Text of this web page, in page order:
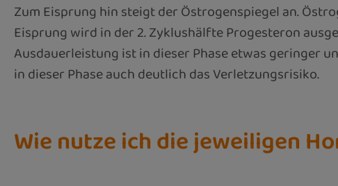
Zum Eisprung hin steigt der Östrogenspiegel an.
Eisprung wird in der 2. Zyklushälfte Progesteron
Ausdauerleistung ist in dieser Phase etwas geringer
in dieser Phase auch deutlich das Verletzungsrisiko.
Wie nutze ich die jeweiligen